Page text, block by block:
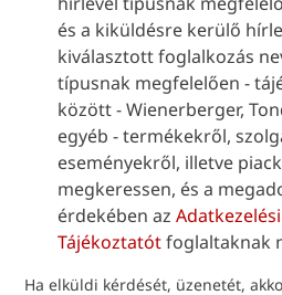
és a kiküldésre kerülő
kiválasztott foglalkozás
típusnak megfelelően -
között - Wienerberger,
egyéb - termékekről,
eseményekről, illetve
megkeressen, és a
érdekében az Adatkezelési
Tájékoztatótfoglaltaknak
Ha elküldi kérdését, üzenetét,